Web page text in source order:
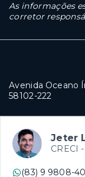
As informações
corretor
Avenida Oceano
58102-222
Jeter
CRECI -
(83) 9 9808-